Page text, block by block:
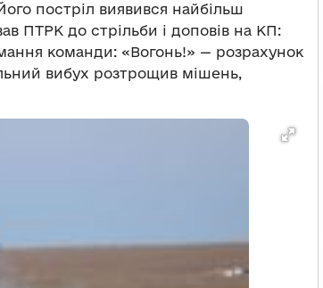
постріл виявився найбільш
ПТРК до стрільби і доповів на КП:
команди: «Вогонь!» — розрахунок
вибух розтрощив мішень,